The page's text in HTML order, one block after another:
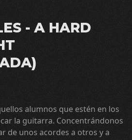
- A HARD
alumnos que estén en los
la guitarra. Concentrándonos
de unos acordes a otros y a
Cranberries - Zombie
- Rayando el sol (simplificada)